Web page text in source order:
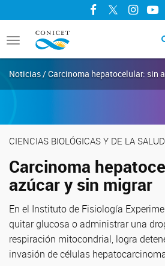
Facebook
Twitter
Toggle
navigation
Noticias / Carcinoma hepatocelular: sin
CIENCIAS BIOLÓGICAS Y DE LA SALUD
Carcinoma
azúcar y sin migrar
En el Instituto de Fisiología
quitar glucosa o administrar una
respiración mitocondrial, logra
invasión de células